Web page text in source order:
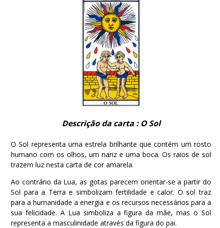
Descrição da carta : O Sol
O Sol representa uma estrela brilhante que contém um rosto
humano com os olhos, um nariz e uma boca. Os raios de sol
trazem luz nesta carta de cor amarela.
Ao contrário da Lua, as gotas parecem orientar-se a partir do
Sol para a Terra e simbolizam fertilidade e calor. O sol traz
para a humanidade a energia e os recursos necessários para a
sua felicidade. A Lua simboliza a figura da mãe, mas o Sol
representa a masculinidade através da figura do pai.